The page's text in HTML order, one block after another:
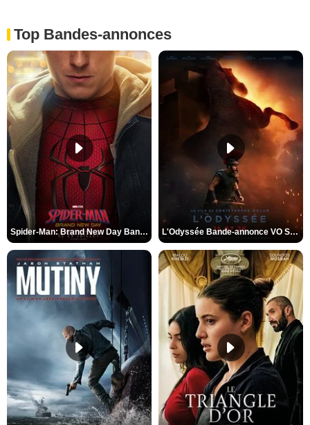
Top Bandes-annonces
Spider-Man: Brand New Day Bande-annonce VO STFR L'Odyssée Bande-annonce VO STFR